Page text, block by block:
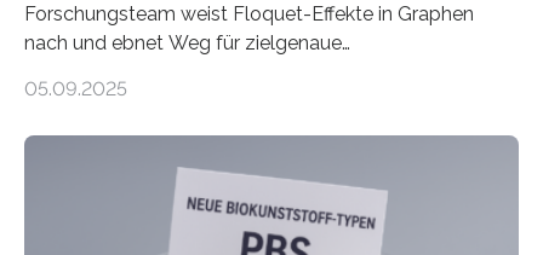
Forschungsteam weist Floquet-Effekte in Graphen
nach und ebnet Weg für zielgenaue
– nur eine Atomlage dick, aber extrem leitfähig und
Sensoren, leistungsstarken Batterien und effizienten
Solarzellen. Eine neue Studie hebt das Potenzial nun
noch auf ein neues Level: Zum ersten Mal haben
05.09.2025